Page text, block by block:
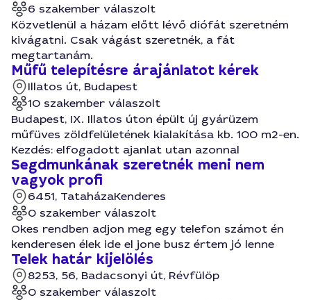
6 szakember válaszolt
Közvetlenül a házam előtt lévő diófát szeretném
kivágatni. Csak vágást szeretnék, a fát
megtartanám.
Műfű telepítésre árajánlatot kérek
Illatos út, Budapest
10 szakember válaszolt
Budapest, IX. Illatos úton épült új gyárüzem
műfüves zöldfelületének kialakítása kb. 100 m2-en.
Kezdés: elfogadott ajanlat utan azonnal
Segdmunkának szeretnék meni nem
vagyok profi
6451, TataházaKenderes
0 szakember válaszolt
Okes rendben adjon meg egy telefon számot én
kenderesen élek ide el jone busz értem jó lenne
Telek határ kijelölés
8253, 56, Badacsonyi út, Révfülöp
0 szakember válaszolt